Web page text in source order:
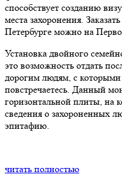
способствует созданию
места захоронения.
Петербурге можно на
Установка двойного
это возможность отдать
дорогим людям, с
повстречаетесь. Данный
горизонтальной плиты, на
сведения о захороненных
эпитафию.
читать полностью